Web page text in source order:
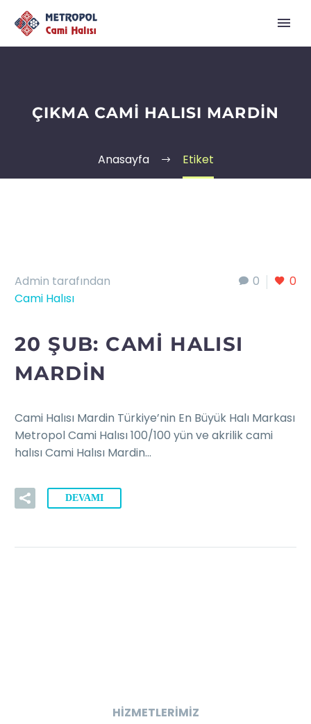
ÇIKMA CAMI HALISI MARDIN
Anasayfa Etiket
0 0
Admin tarafından
Cami Halısı
20 ŞUB: CAMI HALISI
MARDIN
Cami Halısı Mardin Türkiye’nin En Büyük Halı Markası
Metropol Cami Halısı 100/100 yün ve akrilik cami
halısı Cami Halısı Mardin…
DEVAMI
HİZMETLERİMİZ